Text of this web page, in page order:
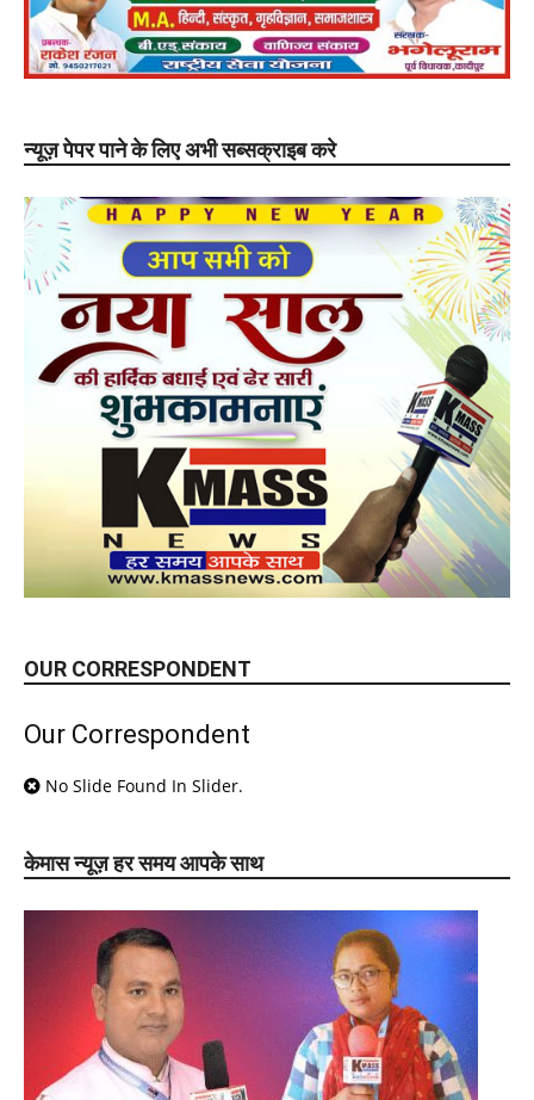
न्यूज़ पेपर पाने के लिए अभी सब्सक्राइब करे
OUR CORRESPONDENT
Our Correspondent
No Slide Found In Slider.
केमास न्यूज़ हर समय आपके साथ